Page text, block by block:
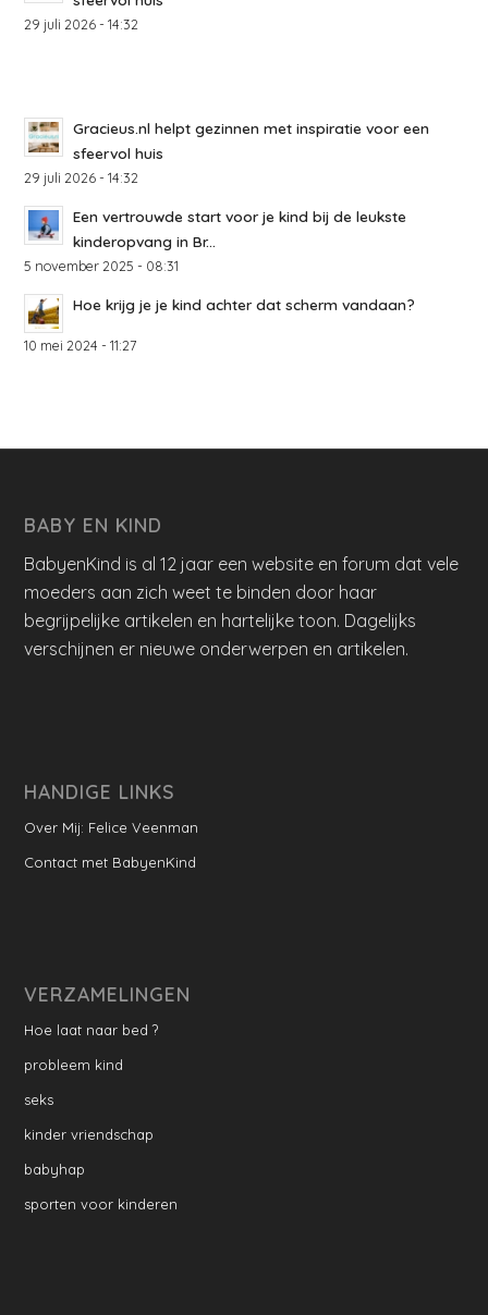
29 juli 2026 - 14:32
Gracieus.nl helpt gezinnen met inspiratie voor een
sfeervol huis
29 juli 2026 - 14:32
Een vertrouwde start voor je kind bij de leukste
kinderopvang in Br...
5 november 2025 - 08:31
Hoe krijg je je kind achter dat scherm vandaan?
10 mei 2024 - 11:27
BABY EN KIND
BabyenKind is al 12 jaar een website en forum dat vele
moeders aan zich weet te binden door haar
begrijpelijke artikelen en hartelijke toon. Dagelijks
verschijnen er nieuwe onderwerpen en artikelen.
HANDIGE LINKS
Over Mij: Felice Veenman
Contact met BabyenKind
VERZAMELINGEN
Hoe laat naar bed ?
probleem kind
seks
kinder vriendschap
babyhap
sporten voor kinderen